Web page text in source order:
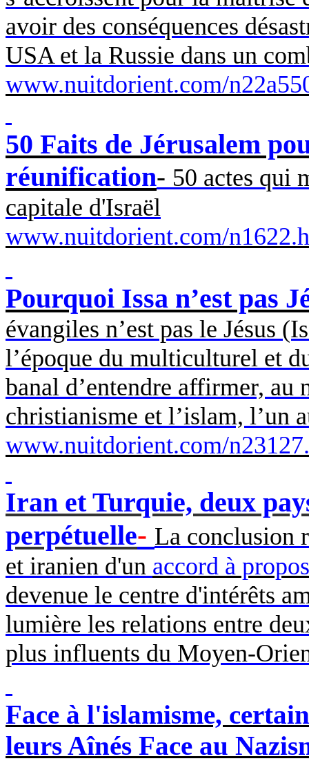
avoir des conséquences
USA et la Russie dans un
www.nuitdorient.com/
50 Faits de Jérusalem
réunification- 50 actes qui
capitale d'Israël
www.nuitdorient.com/
Pourquoi Issa n’est pas
évangiles n’est pas le Jésus
l’époque du multiculturel et
banal d’entendre affirmer, au
christianisme et l’islam, l’un
www.nuitdorient.com/
Iran et Turquie, deux
perpétuelle- La conclusion
et iranien d'un accord à
devenue le centre d'intérêts
lumière les relations entre
plus influents du Moyen-
Face à l'islamisme,
leurs Aînés Face au